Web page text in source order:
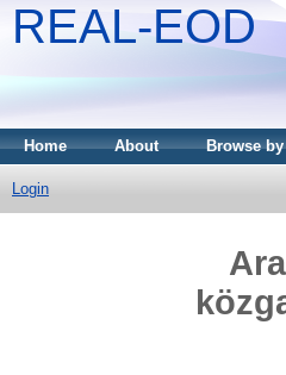
REAL-EOD
Home About Browse by
Login